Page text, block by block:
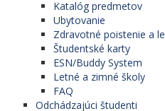
Katalóg predmetov
Ubytovanie
Zdravotné poistenie a
Študentské karty
ESN/Buddy System
Letné a zimné školy
FAQ
Odchádzajúci študenti